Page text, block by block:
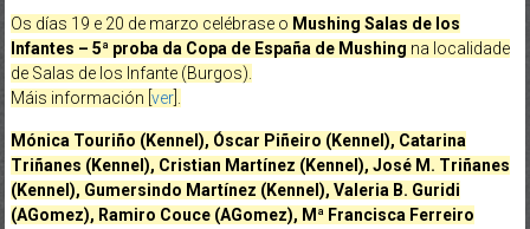
Os días 19 e 20 de marzo celébrase o Mushing Salas de los
Infantes – 5ª proba da Copa de España de Mushing na localidade
de Salas de los Infante (Burgos).
Máis información [ ver].
Mónica Touriño (Kennel), Óscar Piñeiro (Kennel), Catarina
Triñanes (Kennel), Cristian Martínez (Kennel), José M. Triñanes
(Kennel), Gumersindo Martínez (Kennel), Valeria B. Guridi
(AGomez), Ramiro Couce (AGomez), Mª Francisca Ferreiro